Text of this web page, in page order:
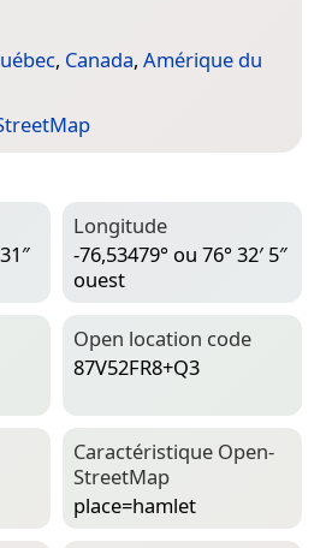
, Canada, Amérique du
Longitude
-76,53479° ou 76° 32′ 5″
ouest
Open location code
87V52FR8+Q3
Caractéristique Open­
Street­Map
place=­hamlet